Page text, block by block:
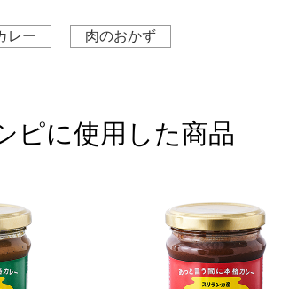
レー 肉のおかず
ピに使用した商品